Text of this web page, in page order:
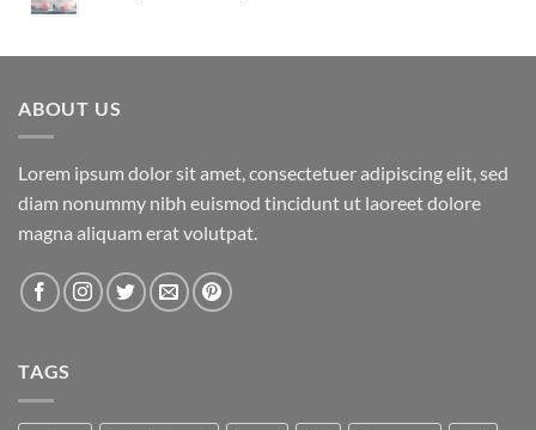
764,00 kr
ABOUT US
Lorem ipsum dolor sit amet, consectetuer adipiscing elit, sed
diam nonummy nibh euismod tincidunt ut laoreet dolore
magna aliquam erat volutpat.
TAGS